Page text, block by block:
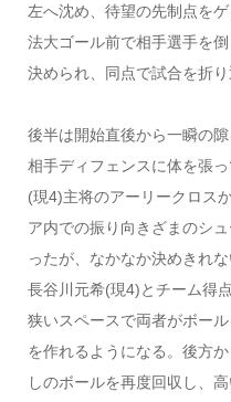
左へ沈め、待望の先制点を
法大ゴール前で相手選手を
決められ、同点で試合を折り
後半は開始直後から一瞬の
相手ディフェンスに体を張
(現4)主将のアーリークロス
ア内での振り向きざまのシ
ったが、なかなか決めきれ
長谷川元希(現4)とチーム得
狭いスペースで両者がボー
を作れるようになる。後方
しのボールを再度回収し、